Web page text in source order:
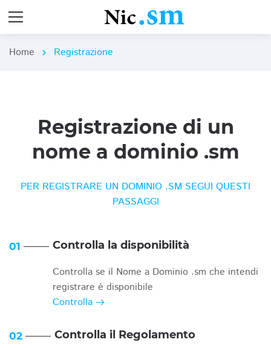
Home chevron_right Registrazione
Registrazione di un
nome a dominio .sm
PER REGISTRARE UN DOMINIO .SM SEGUI QUESTI
PASSAGGI
01 Controlla la disponibilità
Controlla se il Nome a Dominio .sm che intendi
registrare è disponibile
Controlla
02 Controlla il Regolamento